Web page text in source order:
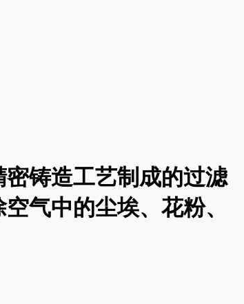
铸造工艺制成的过滤
气中的尘埃、花粉、